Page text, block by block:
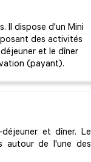
Il dispose d'un Mini
des activités
et le dîner
(payant).
et dîner. Le
autour de l'une des